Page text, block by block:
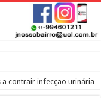
a contrair infecção urinária